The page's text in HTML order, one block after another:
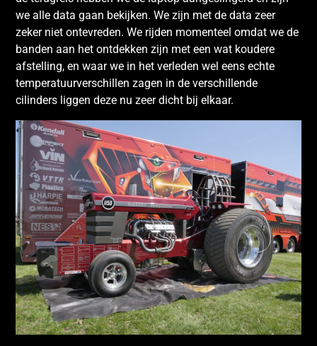
we alle data gaan bekijken. We zijn met de data zeer
zeker niet ontevreden. We rijden momenteel omdat we de
banden aan het ontdekken zijn met een wat koudere
afstelling, en waar we in het verleden wel eens echte
temperatuurverschillen zagen in de verschillende
cilinders liggen deze nu zeer dicht bij elkaar.